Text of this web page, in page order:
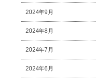
2024年9月
2024年8月
2024年7月
2024年6月